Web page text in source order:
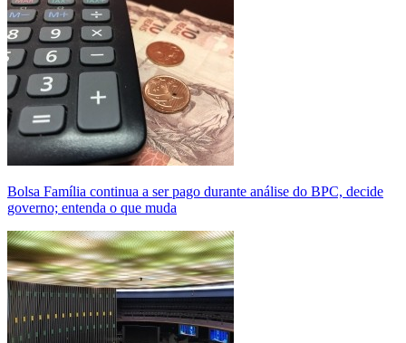
Bolsa Família continua a ser pago durante análise do BPC, decide
governo; entenda o que muda